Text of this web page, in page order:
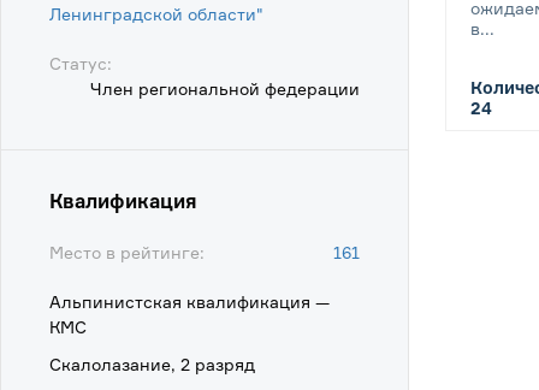
Ленинградской области"
Статус:
Член региональной федерации
Квалификация
Место в рейтинге: 161
Альпинистская квалификация —
КМС
Скалолазание, 2 разряд
в...
24